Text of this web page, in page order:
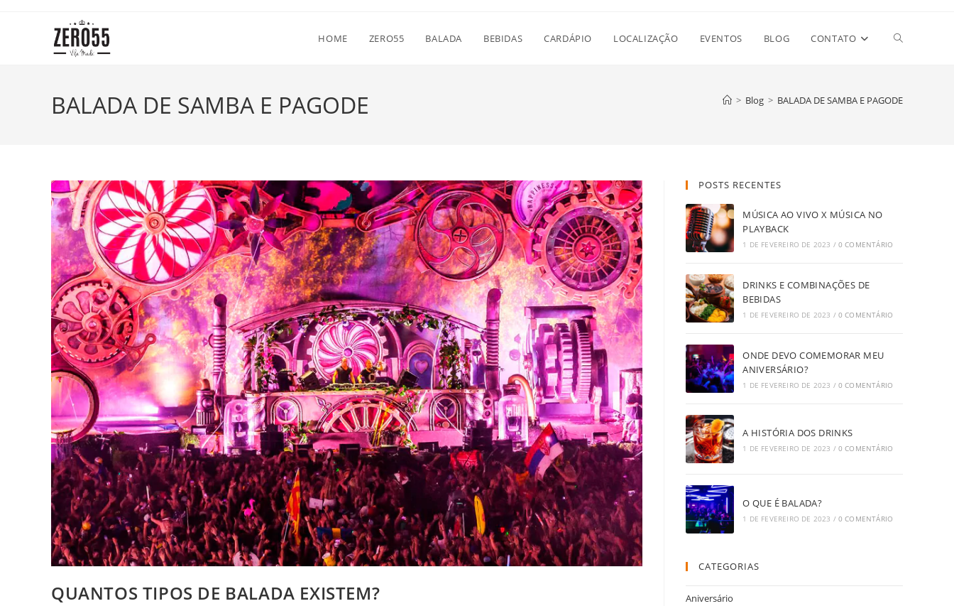
HOME ZERO55 BALADA BEBIDAS CARDÁPIO LOCALIZAÇÃO EVENTOS BLOG CONTATO Alternar
BALADA DE SAMBA E PAGODE > Blog > BALADA DE SAMBA E PAGODE
QUANTOS TIPOS DE BALADA EXISTEM?
POSTS RECENTES
MÚSICA AO VIVO X MÚSICA NO
PLAYBACK
1 DE FEVEREIRO DE 2023 / 0 COMENTÁRIO
DRINKS E COMBINAÇÕES DE
BEBIDAS
1 DE FEVEREIRO DE 2023 / 0 COMENTÁRIO
ONDE DEVO COMEMORAR MEU
ANIVERSÁRIO?
1 DE FEVEREIRO DE 2023 / 0 COMENTÁRIO
A HISTÓRIA DOS DRINKS
1 DE FEVEREIRO DE 2023 / 0 COMENTÁRIO
O QUE É BALADA?
1 DE FEVEREIRO DE 2023 / 0 COMENTÁRIO
CATEGORIAS
Aniversário